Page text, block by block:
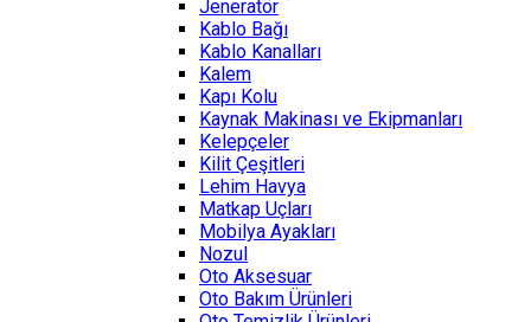
Jeneratör
Kablo Bağı
Kablo Kanalları
Kalem
Kapı Kolu
Kaynak Makinası ve Ekipmanları
Kelepçeler
Kilit Çeşitleri
Lehim Havya
Matkap Uçları
Mobilya Ayakları
Nozul
Oto Aksesuar
Oto Bakım Ürünleri